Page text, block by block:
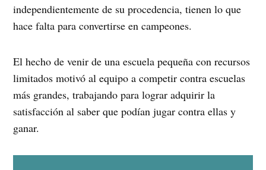
independientemente de su procedencia, tienen lo que
hace falta para convertirse en campeones.
El hecho de venir de una escuela pequeña con recursos
limitados motivó al equipo a competir contra escuelas
más grandes, trabajando para lograr adquirir la
satisfacción al saber que podían jugar contra ellas y
ganar.